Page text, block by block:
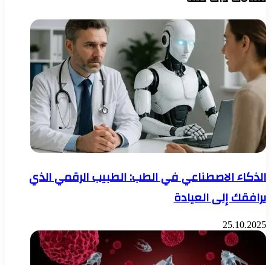
الذكاء الاصطناعي في الطب: الطبيب الرقمي الذي
يرافقك إلى العيادة
25.10.2025